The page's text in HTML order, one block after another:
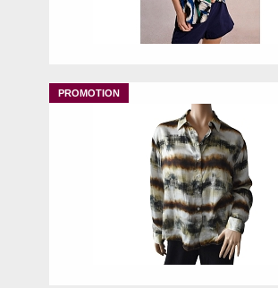
XS
M